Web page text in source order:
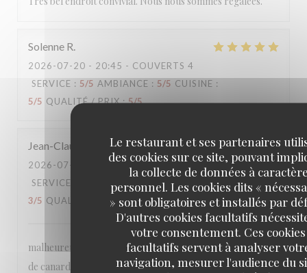
Le restaurant et ses partenaires
des cookies sur ce site, pouvant
la collecte de données à
personnel. Les cookies dits «
» sont obligatoires et installés par
D'autres cookies facultatifs
votre consentement. Ces cookies
facultatifs servent à analyser
navigation, mesurer l'audience du
Solenne R
2026-07-20 - 20:45 - COUVERTS 4
SERVICE : 5/5 AMBIANCE : 5/5 CUISINE :
5/5 QUALITÉ / PRIX: 5/5
Jean-Claude
2026-07-14
- 12:45 - COUVERTS 4
SERVICE
/5 CUISINE :
3/5 QUALITÉ / PRIX: 2/5
malheureusement, je ne peux pas le recommander. Magret
de canard difficile à couper (deux couteaux essayés); eau